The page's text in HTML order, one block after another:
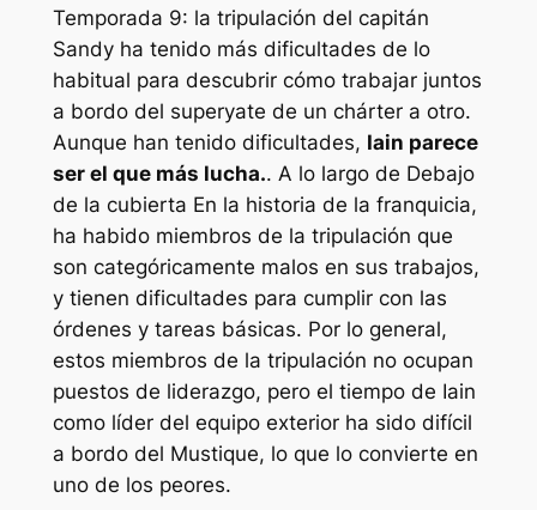
Temporada 9: la tripulación del capitán
Sandy ha tenido más dificultades de lo
habitual para descubrir cómo trabajar juntos
a bordo del superyate de un chárter a otro.
Aunque han tenido dificultades, Iain parece
ser el que más lucha.. A lo largo de Debajo
de la cubierta En la historia de la franquicia,
ha habido miembros de la tripulación que
son categóricamente malos en sus trabajos,
y tienen dificultades para cumplir con las
órdenes y tareas básicas. Por lo general,
estos miembros de la tripulación no ocupan
puestos de liderazgo, pero el tiempo de Iain
como líder del equipo exterior ha sido difícil
a bordo del Mustique, lo que lo convierte en
uno de los peores.